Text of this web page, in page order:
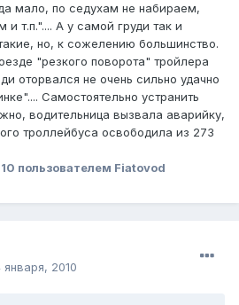
мало, по седухам не набираем,
и т.п.".... А у самой груди так и
но, к сожелению большинство.
"резкого поворота" тройлера
оторвался не очень сильно удачно
Самостоятельно устранить
водительница вызвала аварийку,
троллейбуса освободила из 273
пользователем Fiatovod
января, 2010